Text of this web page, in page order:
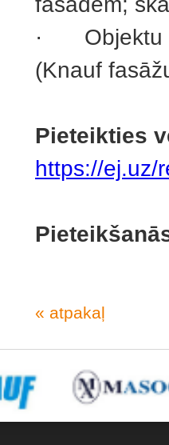
·
(Knauf
Pieteikties
https://ej.uz/
« atpakaļ